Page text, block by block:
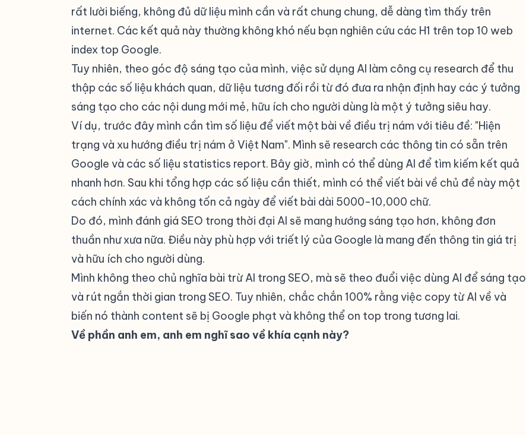
rất lười biếng, không đủ dữ liệu mình cần và rất chung chung, dễ dàng tìm thấy trên
internet. Các kết quả này thường không khó nếu bạn nghiên cứu các H1 trên top 10 web
index top Google.
Tuy nhiên, theo góc độ sáng tạo của mình, việc sử dụng AI làm công cụ research để thu
thập các số liệu khách quan, dữ liệu tương đối rồi từ đó đưa ra nhận định hay các ý tưởng
sáng tạo cho các nội dung mới mẻ, hữu ích cho người dùng là một ý tưởng siêu hay.
Ví dụ, trước đây mình cần tìm số liệu để viết một bài về điều trị nám với tiêu đề: "Hiện
trạng và xu hướng điều trị nám ở Việt Nam". Mình sẽ research các thông tin có sẵn trên
Google và các số liệu statistics report. Bây giờ, mình có thể dùng AI để tìm kiếm kết quả
nhanh hơn. Sau khi tổng hợp các số liệu cần thiết, mình có thể viết bài về chủ đề này một
cách chính xác và không tốn cả ngày để viết bài dài 5000-10,000 chữ.
Do đó, mình đánh giá SEO trong thời đại AI sẽ mang hướng sáng tạo hơn, không đơn
thuần như xưa nữa. Điều này phù hợp với triết lý của Google là mang đến thông tin giá trị
và hữu ích cho người dùng.
Mình không theo chủ nghĩa bài trừ AI trong SEO, mà sẽ theo đuổi việc dùng AI để sáng tạo
và rút ngắn thời gian trong SEO. Tuy nhiên, chắc chắn 100% rằng việc copy từ AI về và
biến nó thành content sẽ bị Google phạt và không thể on top trong tương lai.
Về phần anh em, anh em nghĩ sao về khía cạnh này?